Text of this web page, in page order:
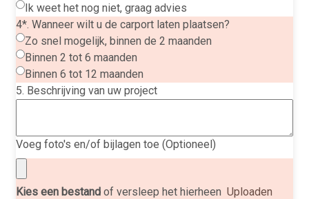
Ik weet het nog niet, graag advies
4*. Wanneer wilt u de carport laten plaatsen?
Zo snel mogelijk, binnen de 2 maanden
Binnen 2 tot 6 maanden
Binnen 6 tot 12 maanden
5. Beschrijving van uw project
Voeg foto's en/of bijlagen toe (Optioneel)
Kies een bestand of versleep het hierheen Uploaden